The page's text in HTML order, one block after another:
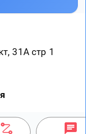
31А стр 1